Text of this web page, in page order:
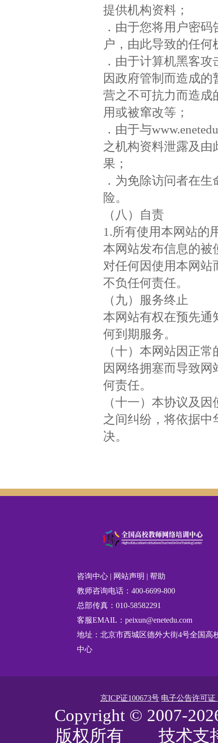
提供机构资料；
．由于您将用户密
户，由此导致的任
．由于计算机黑客
因政府管制而造成
营之不可抗力而造成
用或被窜改等；
．由于与
之机构资料泄露及
果；
．为免除访问者在
险。
（八）自责
1.所有使用本网站的
本网站发布信息的被
对任何因使用本网
不负任何责任。
（九）服务终止
本网站有权在预先通
何到期服务。
（十）本网站因正
因网络拥塞而导致
何责任。
（十一）本协议及
之间纠纷，将依据
决。
咨询中心 | 网站声明 | 帮助
教师咨询电话：400-6699-800
总部传真：010-58582291
客服EMAIL：peixun@enetedu.com
地址：北京市西城区德外大街4号全国高
中心
京ICP证100673号 电子公告许可证
Copyright © 2007-
版权所有 技术支持